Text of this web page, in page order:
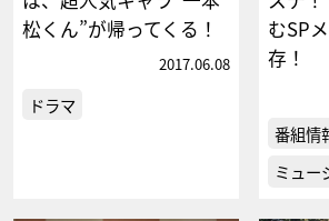
松くん”が帰ってくる！
2017.06.08
ドラマ
むSP
存！
番組情
ミュー